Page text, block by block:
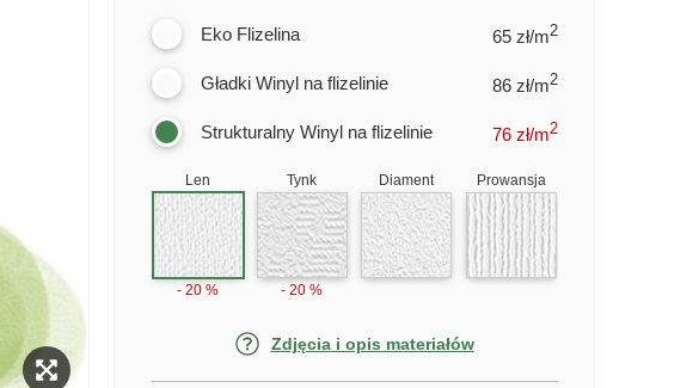
Eko Flizelina 65 zł/m2
Gładki Winyl na flizelinie 86 zł/m2
Strukturalny Winyl na flizelinie 76zł/m2
Len
- 20 %
Tynk
- 20 %
Diament Prowansja
Zdjęcia i opis materiałów